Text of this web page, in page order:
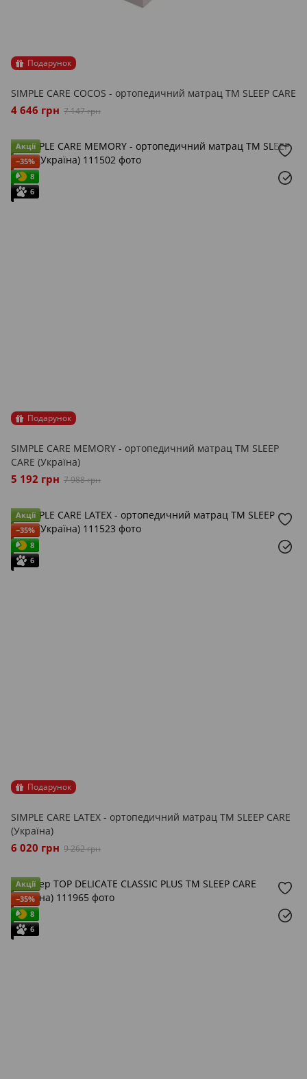
Подарунок
SIMPLE CARE COCOS - ортопедичний матрац ТМ SLEEP CARE
4 646 грн 7 147 грн
Подарунок
Акції
−35%
8
6
SIMPLE CARE MEMORY - ортопедичний матрац ТМ SLEEP
CARE (Україна)
5 192 грн 7 988 грн
Подарунок
Акції
−35%
8
6
SIMPLE CARE LATEX - ортопедичний матрац ТМ SLEEP CARE
(Україна)
6 020 грн 9 262 грн
Акції
−35%
8
6